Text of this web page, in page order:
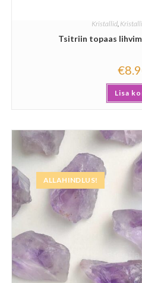
Kristallid,
Tsitriin topaas
€
Lisa
ALLAHINDLUS!